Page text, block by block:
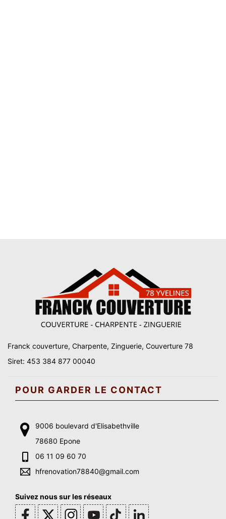
Franck couverture, Charpente, Zinguerie, Couverture 78
Siret: 453 384 877 00040
POUR GARDER LE CONTACT
9006 boulevard d'Elisabethville
78680 Epone
06 11 09 60 70
hfrenovation78840@gmail.com
Suivez nous sur les réseaux